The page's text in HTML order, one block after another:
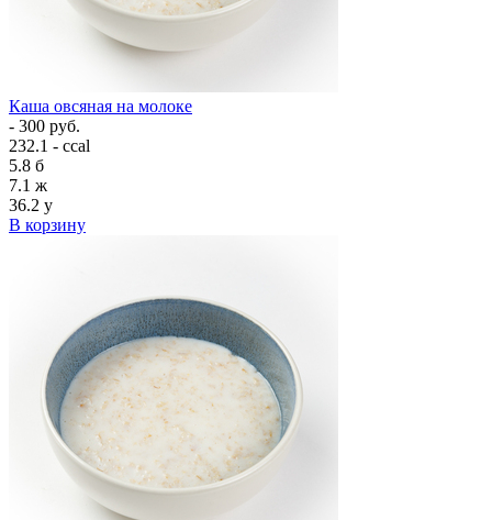
Каша овсяная на молоке
- 300 руб.
232.1 - ccal
5.8 б
7.1 ж
36.2 у
В корзину